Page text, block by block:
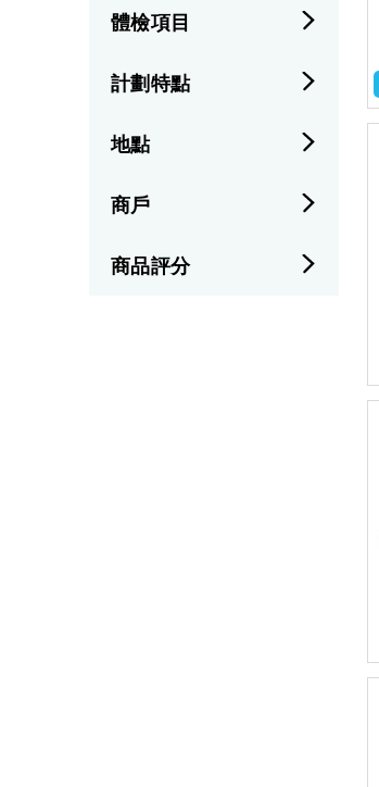
體檢項目
計劃特點
地點
商戶
商品評分